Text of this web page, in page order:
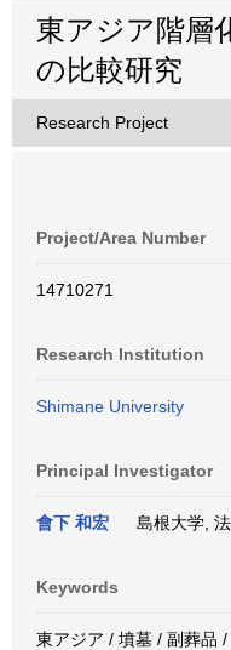
東アジア階層
の比較研究
Research Project
Project/Area Number
14710271
Research Institution
Shimane University
Principal Investigator
會下 和宏 島根大学,
Keywords
東アジア / 墳墓 / 副葬品